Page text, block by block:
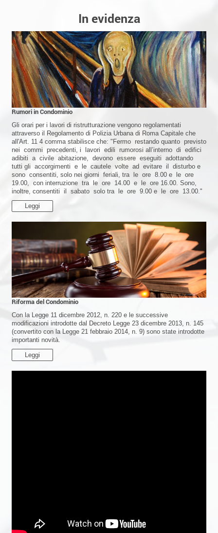
In evidenza
Rumori in Condominio
Gli orari per i lavori di ristrutturazione vengono regolamentati
attraverso il Regolamento di Polizia Urbana di Roma Capitale che
all'Art. 11 4 comma stabilisce che: "Fermo restando quanto previsto
nei commi precedenti, i lavori edili rumorosi all’interno di edifici
adibiti a civile abitazione, devono essere eseguiti adottando
tutti gli accorgimenti e le cautele volte ad evitare il disturbo e
sono consentiti, solo nei giorni feriali, tra le ore 8.00 e le ore
19.00, con interruzione tra le ore 14.00 e le ore 16.00. Sono,
inoltre, consentiti il sabato solo tra le ore 9.00 e le ore 13.00."
Leggi
Riforma del Condominio
Con la Legge 11 dicembre 2012, n. 220 e le successive
modificazioni introdotte dal Decreto Legge 23 dicembre 2013, n. 145
(convertito con la Legge 21 febbraio 2014, n. 9) sono state introdotte
importanti novità.
Leggi